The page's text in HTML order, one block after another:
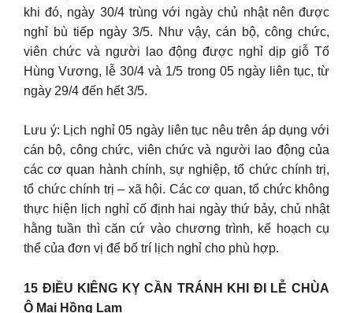
khi đó, ngày 30/4 trùng với ngày chủ nhật nên được
nghỉ bù tiếp ngày 3/5. Như vậy, cán bộ, công chức,
viên chức và người lao động được nghỉ dịp giỗ Tổ
Hùng Vương, lễ 30/4 và 1/5 trong 05 ngày liên tục, từ
ngày 29/4 đến hết 3/5.
Lưu ý: Lịch nghỉ 05 ngày liên tục nêu trên áp dụng với
cán bộ, công chức, viên chức và người lao động của
các cơ quan hành chính, sự nghiệp, tổ chức chính trị,
tổ chức chính trị – xã hội. Các cơ quan, tổ chức không
thực hiện lịch nghỉ cố định hai ngày thứ bảy, chủ nhật
hằng tuần thì căn cứ vào chương trình, kế hoạch cụ
thể của đơn vị để bố trí lịch nghỉ cho phù hợp.
15 ĐIỀU KIÊNG KỴ CẦN TRÁNH KHI ĐI LỄ CHÙA
Ô Mai Hồng Lam